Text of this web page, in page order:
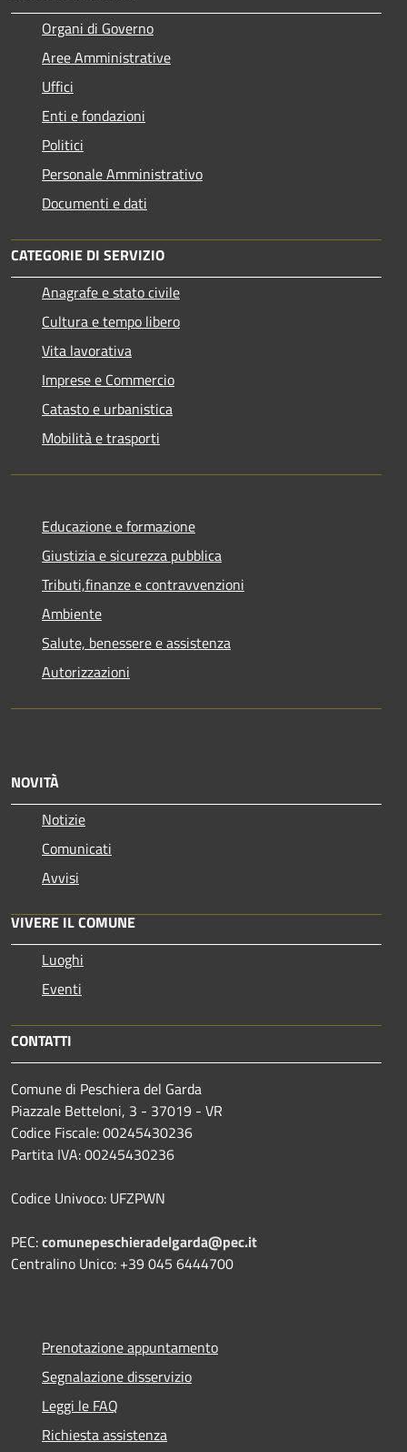
Organi di Governo
Aree Amministrative
Uffici
Enti e fondazioni
Politici
Personale Amministrativo
Documenti e dati
CATEGORIE DI SERVIZIO
Anagrafe e stato civile
Cultura e tempo libero
Vita lavorativa
Imprese e Commercio
Catasto e urbanistica
Mobilità e trasporti
Educazione e formazione
Giustizia e sicurezza pubblica
Tributi,finanze e contravvenzioni
Ambiente
Salute, benessere e assistenza
Autorizzazioni
NOVITÀ
Notizie
Comunicati
Avvisi
VIVERE IL COMUNE
Luoghi
Eventi
CONTATTI
Comune di Peschiera del Garda
Piazzale Betteloni, 3 - 37019 - VR
Codice Fiscale: 00245430236
Partita IVA: 00245430236
Codice Univoco: UFZPWN
PEC:comunepeschieradelgarda@pec.it
Centralino Unico: +39 045 6444700
Prenotazione appuntamento
Segnalazione disservizio
Leggi le FAQ
Richiesta assistenza